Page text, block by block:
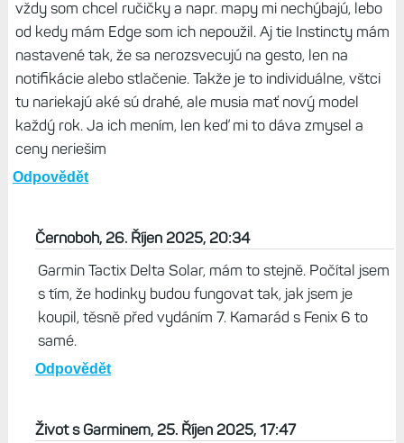
zbytečnost, ten ranní jsem už dávno vypnul.
Odpovědět
Sf59ers, 25. Říjen 2025, 09:29
Každý máme iný pohľad. Ja mám napr. Fenix 6 už 5 rokov
a nemám najmenší dôvod ich meniť každý rok, kým tam
nebude funkcia ktorá by ma k tomu presvedčila. Teraz
vždy som chcel ručičky a napr. mapy mi nechýbajú, lebo
nastavené tak, že sa nerozsvecujú na gesto, len na
notifikácie alebo stlačenie. Takže je to individuálne, vštci
tu nariekajú aké sú drahé, ale musia mať nový model
každý rok. Ja ich mením, len keď mi to dáva zmysel a
ceny neriešim